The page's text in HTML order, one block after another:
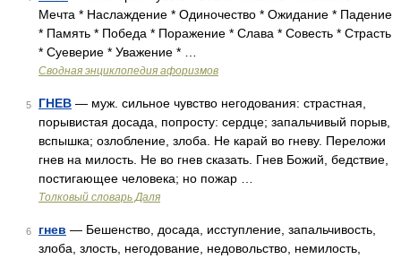
Мечта * Наслаждение * Одиночество * Ожидание * Падение
* Память * Победа * Поражение * Слава * Совесть * Страсть
* Суеверие * Уважение * …
Сводная энциклопедия афоризмов
5 ГНЕВ — муж. сильное чувство негодования: страстная,
порывистая досада, попросту: сердце; запальчивый порыв,
вспышка; озлобление, злоба. Не карай во гневу. Переложи
гнев на милость. Не во гнев сказать. Гнев Божий, бедствие,
постигающее человека; но пожар …
Толковый словарь Даля
6 гнев — Бешенство, досада, исступление, запальчивость,
злоба, злость, негодование, недовольство, немилость,